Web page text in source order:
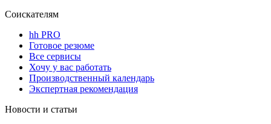
Соискателям
hh PRO
Готовое резюме
Все сервисы
Хочу у вас работать
Производственный календарь
Экспертная рекомендация
Новости и статьи